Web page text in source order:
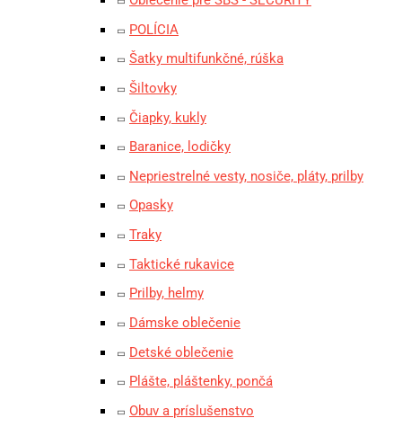
POLÍCIA
Šatky multifunkčné, rúška
Šiltovky
Čiapky, kukly
Baranice, lodičky
Nepriestrelné vesty, nosiče, pláty, prilby
Opasky
Traky
Taktické rukavice
Prilby, helmy
Dámske oblečenie
Detské oblečenie
Plášte, pláštenky, pončá
Obuv a príslušenstvo